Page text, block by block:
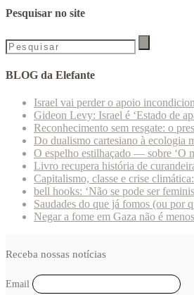
Pesquisar no site
BLOG da Elefante
Israel vai perder o apoio
Gideon Levy: Israel é ‘Estado de
Reconhecimento sem resgate: o
Do dualismo cartesiano à ecologia
O espelho estilhaçado — sobre ‘O
Livro recupera história de
Capitalismo, classe e crise
bell hooks: ‘Não se pode ser
Saudades do que já fomos (ou por
Negar a fome em Gaza não é
Receba nossas notícias
Email